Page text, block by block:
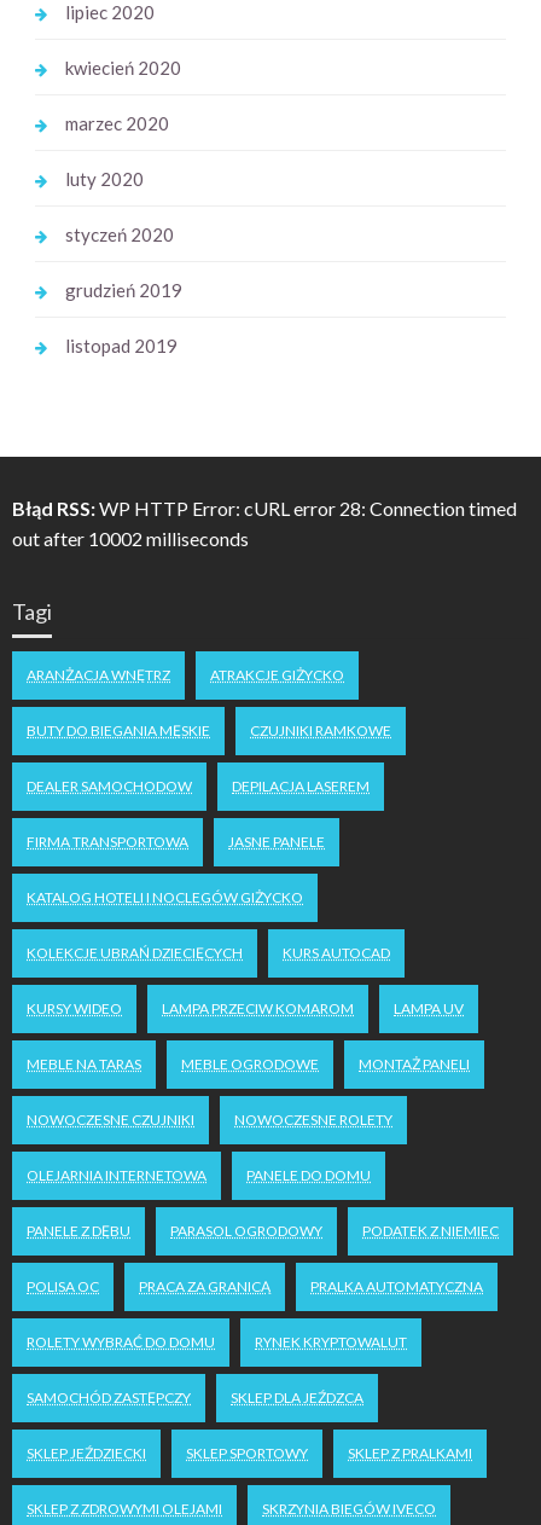
lipiec 2020
kwiecień 2020
marzec 2020
luty 2020
styczeń 2020
grudzień 2019
listopad 2019
Błąd RSS:WP HTTP Error: cURL error 28: Connection timed
out after 10002 milliseconds
Tagi
ARANŻACJA WNĘTRZ ATRAKCJE GIŻYCKO
BUTY DO BIEGANIA MĘSKIE CZUJNIKI RAMKOWE
DEALER SAMOCHODOW DEPILACJA LASEREM
FIRMA TRANSPORTOWA JASNE PANELE
KATALOG HOTELI I NOCLEGÓW GIŻYCKO
KOLEKCJE UBRAŃ DZIECIĘCYCH KURS AUTOCAD
KURSY WIDEO LAMPA PRZECIW KOMAROM LAMPA UV
MEBLE NA TARAS MEBLE OGRODOWE MONTAŻ PANELI
NOWOCZESNE CZUJNIKI NOWOCZESNE ROLETY
OLEJARNIA INTERNETOWA PANELE DO DOMU
PANELE Z DĘBU PARASOL OGRODOWY PODATEK Z NIEMIEC
POLISA OC PRACA ZA GRANICĄ PRALKA AUTOMATYCZNA
ROLETY WYBRAĆ DO DOMU RYNEK KRYPTOWALUT
SAMOCHÓD ZASTĘPCZY SKLEP DLA JEŹDZCA
SKLEP JEŹDZIECKI SKLEP SPORTOWY SKLEP Z PRALKAMI
SKLEP Z ZDROWYMI OLEJAMI SKRZYNIA BIEGÓW IVECO